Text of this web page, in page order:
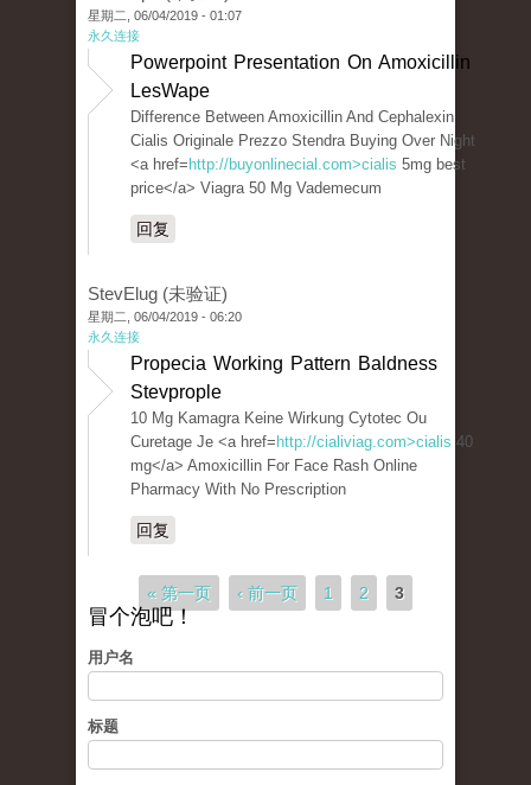
星期二, 06/04/2019 - 01:07
永久连接
Powerpoint Presentation On Amoxicillin
LesWape
Difference Between Amoxicillin And Cephalexin
Cialis Originale Prezzo Stendra Buying Over Night
<a href= http://buyonlinecial.com>cialis 5mg best
price</a> Viagra 50 Mg Vademecum
回复
StevElug (未验证)
星期二, 06/04/2019 - 06:20
永久连接
Propecia Working Pattern Baldness
Stevprople
10 Mg Kamagra Keine Wirkung Cytotec Ou
Curetage Je <a href= http://cialiviag.com>cialis 40
mg</a> Amoxicillin For Face Rash Online
Pharmacy With No Prescription
回复
« 第一页 ‹ 前一页 1 2 3
冒个泡吧！
用户名
标题